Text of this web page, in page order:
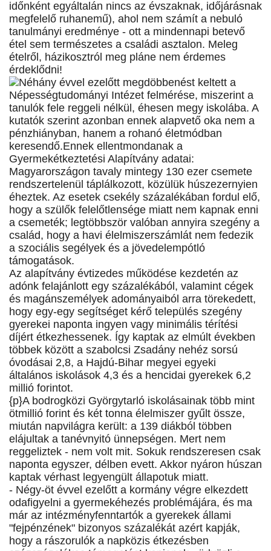
időnként egyáltalán nincs az évszaknak, időjárásnak
megfelelő ruhanemű), ahol nem számít a nebuló
tanulmányi eredménye - ott a mindennapi betevő
étel sem természetes a családi asztalon. Meleg
ételről, házikosztról meg pláne nem érdemes
érdeklődni!
Néhány évvel ezelőtt megdöbbenést keltett a
Népességtudományi Intézet felmérése, miszerint a
tanulók fele reggeli nélkül, éhesen megy iskolába. A
kutatók szerint azonban ennek alapvető oka nem a
pénzhiányban, hanem a rohanó életmódban
keresendő.Ennek ellentmondanak a
Gyermekétkeztetési Alapítvány adatai:
Magyarországon tavaly mintegy 130 ezer csemete
rendszertelenül táplálkozott, közülük húszezernyien
éheztek. Az esetek csekély százalékában fordul elő,
hogy a szülők felelőtlensége miatt nem kapnak enni
a csemeték; legtöbbször valóban annyira szegény a
család, hogy a havi élelmiszerszámlát nem fedezik
a szociális segélyek és a jövedelempótló
támogatások.
Az alapítvány évtizedes működése kezdetén az
adónk felajánlott egy százalékából, valamint cégek
és magánszemélyek adományaiból arra törekedett,
hogy egy-egy segítséget kérő település szegény
gyerekei naponta ingyen vagy minimális térítési
díjért étkezhessenek. Így kaptak az elmúlt években
többek között a szabolcsi Zsadány nehéz sorsú
óvodásai 2,8, a Hajdú-Bihar megyei egyeki
általános iskolások 4,3 és a hencidai gyerekek 6,2
millió forintot.
{p}A bodrogközi Györgytarló iskolásainak több mint
ötmillió forint és két tonna élelmiszer gyűlt össze,
miután napvilágra került: a 139 diákból többen
elájultak a tanévnyitó ünnepségen. Mert nem
reggeliztek - nem volt mit. Sokuk rendszeresen csak
naponta egyszer, délben evett. Akkor nyáron húszan
kaptak vérhast legyengült állapotuk miatt.
- Négy-öt évvel ezelőtt a kormány végre elkezdett
odafigyelni a gyermekéhezés problémájára, és ma
már az intézményfenntartók a gyerekek állami
"fejpénzének" bizonyos százalékát azért kapják,
hogy a rászorulók a napközis étkezésben